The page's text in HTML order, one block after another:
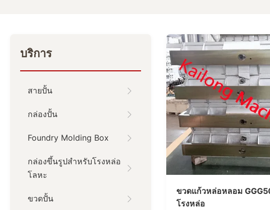
บริการ
สายปั้น
กล่องปั้น
Foundry Molding Box
กล่องขึ้นรูปสำหรับโรงหล่อ
โลหะ
ขวดปั้น
ขวดแก้วหล่อหลอม
โรงหล่อ